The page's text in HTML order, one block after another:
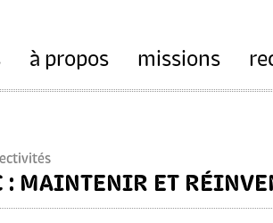
à propos missions
: MAINTENIR ET